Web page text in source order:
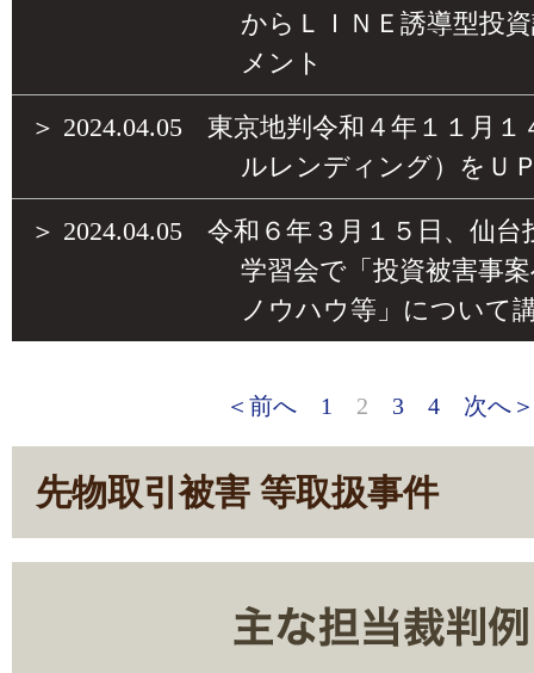
からＬＩＮＥ誘導型投
メント
＞ 2024.04.05
東京地判令和４年１１月
ルレンディング）をＵ
＞ 2024.04.05
令和６年３月１５日、仙台
学習会で「投資被害事
ノウハウ等」について
＜前へ 1 2 3 4 次へ＞
先物取引被害 等取扱事件